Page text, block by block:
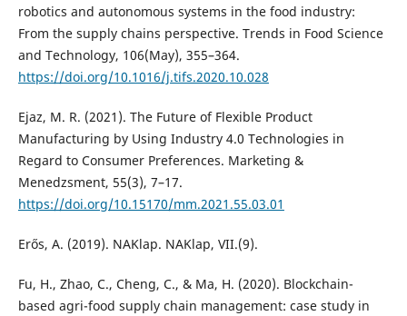
robotics and autonomous systems in the food industry:
From the supply chains perspective. Trends in Food Science
and Technology, 106(May), 355–364.
https://doi.org/10.1016/j.tifs.2020.10.028
Ejaz, M. R. (2021). The Future of Flexible Product
Manufacturing by Using Industry 4.0 Technologies in
Regard to Consumer Preferences. Marketing &
Menedzsment, 55(3), 7–17.
https://doi.org/10.15170/mm.2021.55.03.01
Erős, A. (2019). NAKlap. NAKlap, VII.(9).
Fu, H., Zhao, C., Cheng, C., & Ma, H. (2020). Blockchain-
based agri-food supply chain management: case study in